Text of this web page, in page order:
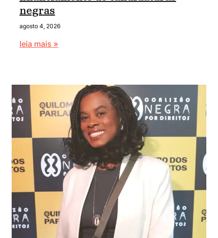
negras
agosto 4, 2026
leia mais »